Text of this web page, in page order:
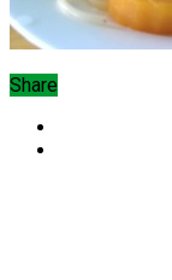
Share